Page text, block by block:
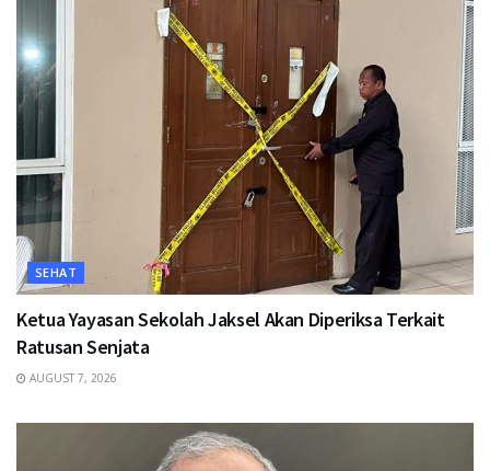
SEHAT
Ketua Yayasan Sekolah Jaksel Akan Diperiksa Terkait
Ratusan Senjata
AUGUST 7, 2026